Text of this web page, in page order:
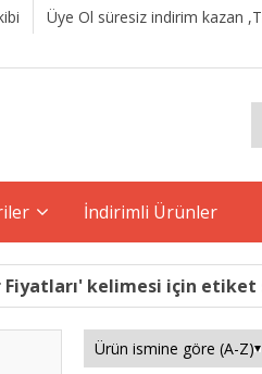
Üye Ol süresiz indirim kazan
İndirimli Ürünler
kelimesi için etiket